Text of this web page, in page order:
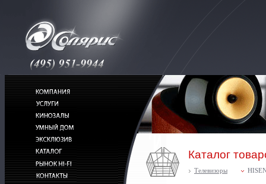
Каталог
Телевизоры